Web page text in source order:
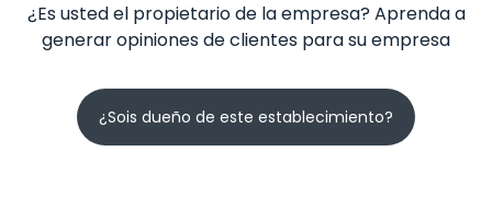
¿Es usted el propietario de la empresa? Aprenda a
generar opiniones de clientes para su empresa
¿Sois dueño de este establecimiento?